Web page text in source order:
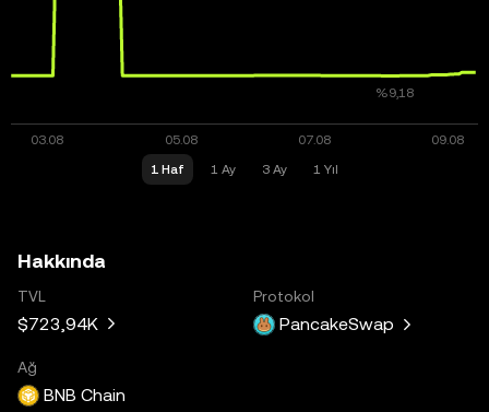
1 Haf 1 Ay 3 Ay 1 Yıl
Hakkında
TVL
$723,94K
Protokol
PancakeSwap
Ağ
BNB Chain